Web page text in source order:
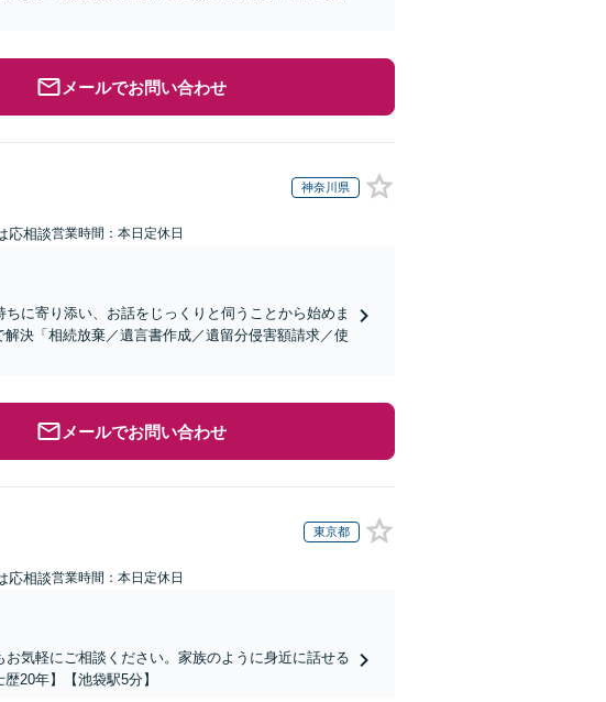
メールでお問い合わせ
神奈川県
応相談営業時間：本日定休日
に寄り添い、お話をじっくりと伺うことから始めま
決「相続放棄／遺言書作成／遺留分侵害額請求／使
メールでお問い合わせ
東京都
応相談営業時間：本日定休日
気軽にご相談ください。家族のように身近に話せる
20年】【池袋駅5分】